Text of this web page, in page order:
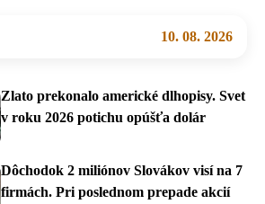
10. 08. 2026
Zlato prekonalo americké dlhopisy. Svet
v roku 2026 potichu opúšťa dolár
Dôchodok 2 miliónov Slovákov visí na 7
firmách. Pri poslednom prepade akcií